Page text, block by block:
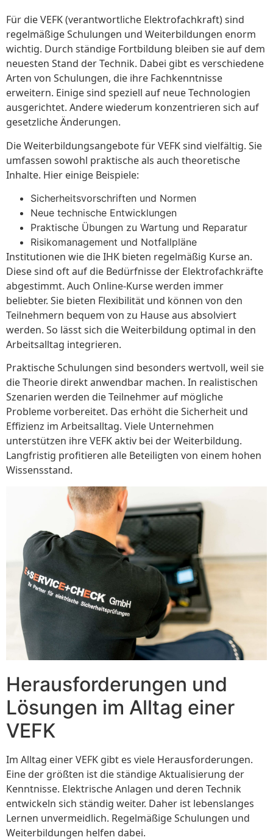
Für die VEFK (verantwortliche Elektrofachkraft) sind
regelmäßige Schulungen und Weiterbildungen enorm
wichtig. Durch ständige Fortbildung bleiben sie auf dem
neuesten Stand der Technik. Dabei gibt es verschiedene
Arten von Schulungen, die ihre Fachkenntnisse
erweitern. Einige sind speziell auf neue Technologien
ausgerichtet. Andere wiederum konzentrieren sich auf
gesetzliche Änderungen.
Die Weiterbildungsangebote für VEFK sind vielfältig. Sie
umfassen sowohl praktische als auch theoretische
Inhalte. Hier einige Beispiele:
Sicherheitsvorschriften und Normen
Neue technische Entwicklungen
Praktische Übungen zu Wartung und Reparatur
Risikomanagement und Notfallpläne
Institutionen wie die IHK bieten regelmäßig Kurse an.
Diese sind oft auf die Bedürfnisse der Elektrofachkräfte
abgestimmt. Auch Online-Kurse werden immer
beliebter. Sie bieten Flexibilität und können von den
Teilnehmern bequem von zu Hause aus absolviert
werden. So lässt sich die Weiterbildung optimal in den
Arbeitsalltag integrieren.
Praktische Schulungen sind besonders wertvoll, weil sie
die Theorie direkt anwendbar machen. In realistischen
Szenarien werden die Teilnehmer auf mögliche
Probleme vorbereitet. Das erhöht die Sicherheit und
Effizienz im Arbeitsalltag. Viele Unternehmen
unterstützen ihre VEFK aktiv bei der Weiterbildung.
Langfristig profitieren alle Beteiligten von einem hohen
Wissensstand.
Herausforderungen und
Lösungen im Alltag einer
VEFK
Im Alltag einer VEFK gibt es viele Herausforderungen.
Eine der größten ist die ständige Aktualisierung der
Kenntnisse. Elektrische Anlagen und deren Technik
entwickeln sich ständig weiter. Daher ist lebenslanges
Lernen unvermeidlich. Regelmäßige Schulungen und
Weiterbildungen helfen dabei.